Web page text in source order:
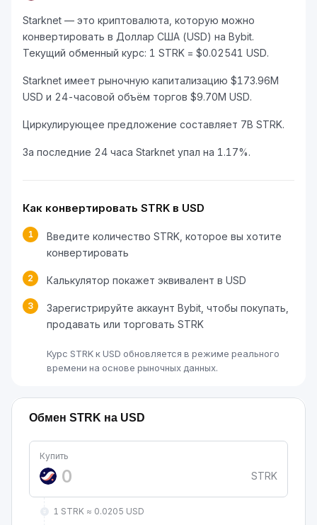
Starknet — это криптовалюта, которую можно
конвертировать в Доллар США (USD) на Bybit.
Текущий обменный курс: 1 STRK = $0.02541 USD.
Starknet имеет рыночную капитализацию $173.96M
USD и 24-часовой объём торгов $9.70M USD.
Циркулирующее предложение составляет 7B STRK.
За последние 24 часа Starknet упал на 1.17%.
Как конвертировать STRK в USD
1
Введите количество STRK, которое вы хотите
конвертировать
2 Калькулятор покажет эквивалент в USD
3
Зарегистрируйте аккаунт Bybit, чтобы покупать,
продавать или торговать STRK
Курс STRK к USD обновляется в режиме реального
времени на основе рыночных данных.
Обмен STRK на USD
Купить
STRK
1 STRK ≈ 0.0205 USD